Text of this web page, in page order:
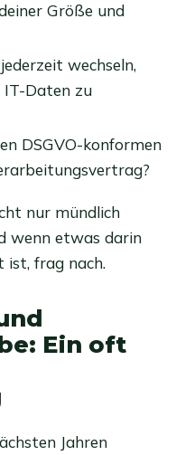
Größe und
wechseln,
IT-Daten zu
DSGVO-konformen
nur mündlich
wenn etwas darin
ist, frag nach.
Ein oft
Jahren